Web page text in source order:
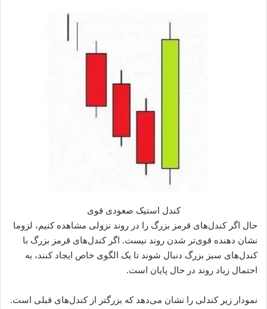
کندل استیک صعودی قوی
حال اگر کندل‌های قرمز بزرگ را در روند نزولی مشاهده کنیم، لزوما
نشان دهنده قوی‌تر شدن روند نیست. اگر کندل‌های قرمز بزرگ با
کندل‌های سبز بزرگ دنبال شوند تا یک الگوی خاص ایجاد کنند، به
احتمال زیاد روند در حال پایان است.
نمودار زیر کندلی را نشان می‌دهد که بزرگتر از کندل‌های قبلی است.